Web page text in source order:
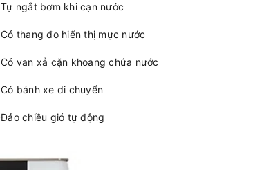
Tự ngắt bơm khi cạn nước
Có thang đo hiển thị mực nước
Có van xả cặn khoang chứa nước
Có bánh xe di chuyển
Đảo chiều gió tự động